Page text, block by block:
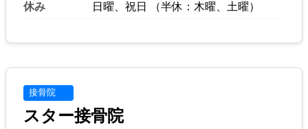
休み 日曜、祝日 （半休：木曜、土曜）
接骨院
スター接骨院